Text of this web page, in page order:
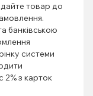
товар до
банківською
системи
2% з карток